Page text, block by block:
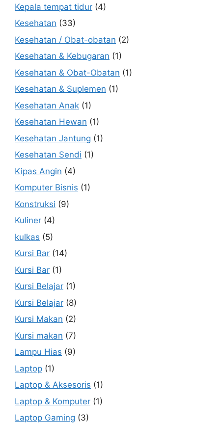
Kepala tempat tidur (4)
Kesehatan (33)
Kesehatan / Obat-obatan (2)
Kesehatan & Kebugaran (1)
Kesehatan & Obat-Obatan (1)
Kesehatan & Suplemen (1)
Kesehatan Anak (1)
Kesehatan Hewan (1)
Kesehatan Jantung (1)
Kesehatan Sendi (1)
Kipas Angin (4)
Komputer Bisnis (1)
Konstruksi (9)
Kuliner (4)
kulkas (5)
Kursi Bar (14)
Kursi Bar (1)
Kursi Belajar (1)
Kursi Belajar (8)
Kursi Makan (2)
Kursi makan (7)
Lampu Hias (9)
Laptop (1)
Laptop & Aksesoris (1)
Laptop & Komputer (1)
Laptop Gaming (3)